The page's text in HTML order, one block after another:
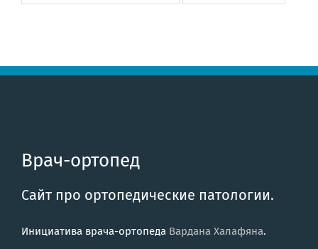
Врач-ортопед
Сайт про ортопедические патологии.
Инициатива врача-ортопеда Вардана Халафяна.